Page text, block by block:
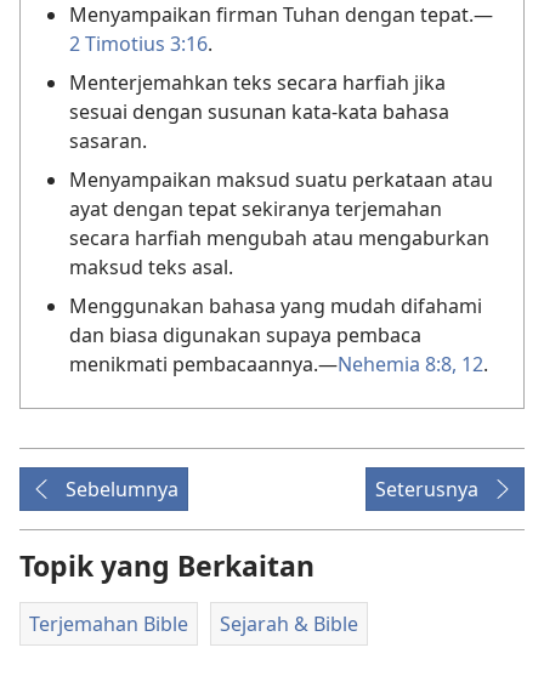
Menyampaikan firman Tuhan dengan tepat.—
2 Timotius 3:16.
Menterjemahkan teks secara harfiah jika
sesuai dengan susunan kata-kata bahasa
sasaran.
Menyampaikan maksud suatu perkataan atau
ayat dengan tepat sekiranya terjemahan
secara harfiah mengubah atau mengaburkan
maksud teks asal.
Menggunakan bahasa yang mudah difahami
dan biasa digunakan supaya pembaca
menikmati pembacaannya.—Nehemia 8:8, 12.
Sebelumnya Seterusnya
Topik yang Berkaitan
Terjemahan Bible Sejarah & Bible